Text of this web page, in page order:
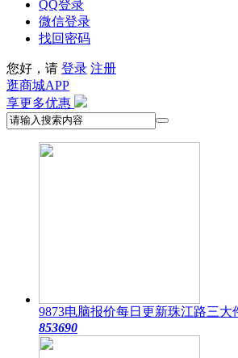
QQ登录
微信登录
找回密码
您好，请 登录 注册
逛商城APP
享更多优惠
9873电脑报价每日更新珠江路三大
853690